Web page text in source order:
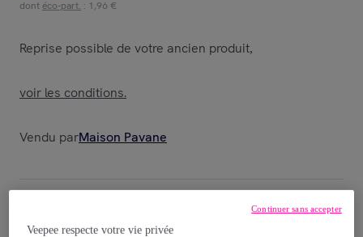
dont éco-part. : 1,96 €
Reprise possible de votre ancien produit,
voir les conditions.
Vendu parMaison Pavane
Livraison
Veepee respecte votre vie privée
Continuer sans accepter